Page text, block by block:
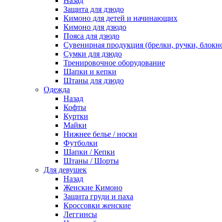
Защита для дзюдо
Кимоно для детей и начинающих
Кимоно для дзюдо
Пояса для дзюдо
Сувенирная продукция (брелки, ручки,
Сумки для дзюдо
Тренировочное оборудование
Шапки и кепки
Штаны для дзюдо
Одежда
Назад
Кофты
Куртки
Майки
Нижнее белье / носки
Футболки
Шапки / Кепки
Штаны / Шорты
Для девушек
Назад
Женские Кимоно
Защита груди и паха
Кроссовки женские
Леггинсы